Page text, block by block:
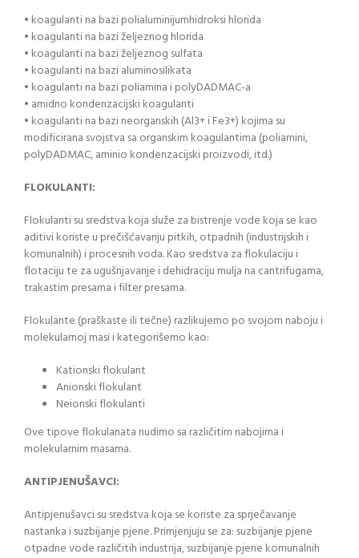
• koagulanti na bazi polialuminijumhidroksi hlorida
• koagulanti na bazi željeznog hlorida
• koagulanti na bazi željeznog sulfata
• koagulanti na bazi aluminosilikata
• koagulanti na bazi poliamina i polyDADMAC-a
• amidno kondenzacijski koagulanti
• koagulanti na bazi neorganskih (Al3+ i Fe3+) kojima su
modificirana svojstva sa organskim koagulantima (poliamini,
polyDADMAC, aminio kondenzacijski proizvodi, itd.)
FLOKULANTI:
Flokulanti su sredstva koja služe za bistrenje vode koja se kao
aditivi koriste u prečišćavanju pitkih, otpadnih (industrijskih i
komunalnih) i procesnih voda. Kao sredstva za flokulaciju i
flotaciju te za ugušnjavanje i dehidraciju mulja na cantrifugama,
trakastim presama i filter presama.
Flokulante (praškaste ili tečne) razlikujemo po svojom naboju i
molekularnoj masi i kategorišemo kao:
Kationski flokulant
Anionski flokulant
Neionski flokulanti
Ove tipove flokulanata nudimo sa različitim nabojima i
molekularnim masama.
ANTIPJENUŠAVCI:
Antipjenušavci su sredstva koja se koriste za sprječavanje
nastanka i suzbijanje pjene. Primjenjuju se za: suzbijanje pjene
otpadne vode različitih industrija, suzbijanje pjene komunalnih